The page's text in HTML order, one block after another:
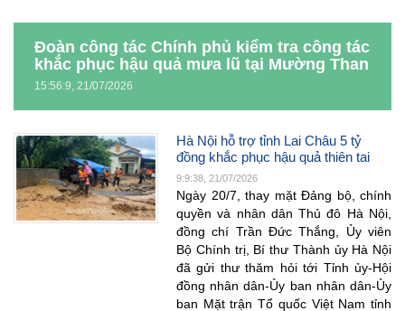
Đoàn công tác Chính phủ kiểm tra công tác
khắc phục hậu quả mưa lũ tại Mường Than
15:56:9, 21/07/2026
Hà Nội hỗ trợ tỉnh Lai Châu 5 tỷ
đồng khắc phục hậu quả thiên tai
9:9:38, 21/07/2026
Ngày 20/7, thay mặt Đảng bộ, chính
quyền và nhân dân Thủ đô Hà Nội,
đồng chí Trần Đức Thắng, Ủy viên
Bộ Chính trị, Bí thư Thành ủy Hà Nội
đã gửi thư thăm hỏi tới Tỉnh ủy-Hội
đồng nhân dân-Ủy ban nhân dân-Ủy
ban Mặt trận Tổ quốc Việt Nam tỉnh